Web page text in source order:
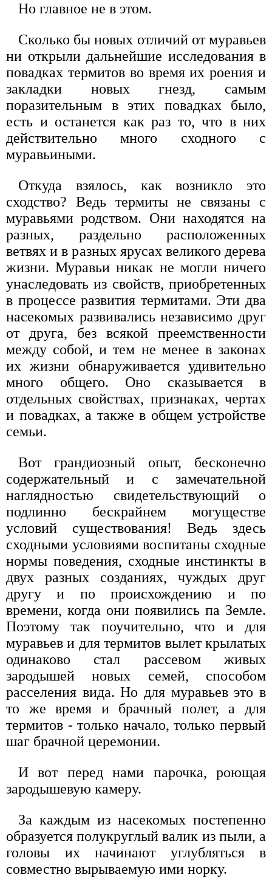
Но главное не в этом.
Сколько бы новых отличий от муравьев
ни открыли дальнейшие исследования в
повадках термитов во время их роения и
закладки новых гнезд, самым
поразительным в этих повадках было,
есть и останется как раз то, что в них
действительно много сходного с
муравьиными.
Откуда взялось, как возникло это
сходство? Ведь термиты не связаны с
муравьями родством. Они находятся на
разных, раздельно расположенных
ветвях и в разных ярусах великого дерева
жизни. Муравьи никак не могли ничего
унаследовать из свойств, приобретенных
в процессе развития термитами. Эти два
насекомых развивались независимо друг
от друга, без всякой преемственности
между собой, и тем не менее в законах
их жизни обнаруживается удивительно
много общего. Оно сказывается в
отдельных свойствах, признаках, чертах
и повадках, а также в общем устройстве
семьи.
Вот грандиозный опыт, бесконечно
содержательный и с замечательной
наглядностью свидетельствующий о
подлинно бескрайнем могуществе
условий существования! Ведь здесь
сходными условиями воспитаны сходные
нормы поведения, сходные инстинкты в
двух разных созданиях, чуждых друг
другу и по происхождению и по
времени, когда они появились па Земле.
Поэтому так поучительно, что и для
муравьев и для термитов вылет крылатых
одинаково стал рассевом живых
зародышей новых семей, способом
расселения вида. Но для муравьев это в
то же время и брачный полет, а для
термитов - только начало, только первый
шаг брачной церемонии.
И вот перед нами парочка, роющая
зародышевую камеру.
За каждым из насекомых постепенно
образуется полукруглый валик из пыли, а
головы их начинают углубляться в
совместно вырываемую ими норку.